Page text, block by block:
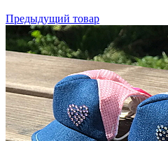
Предыдущий товар